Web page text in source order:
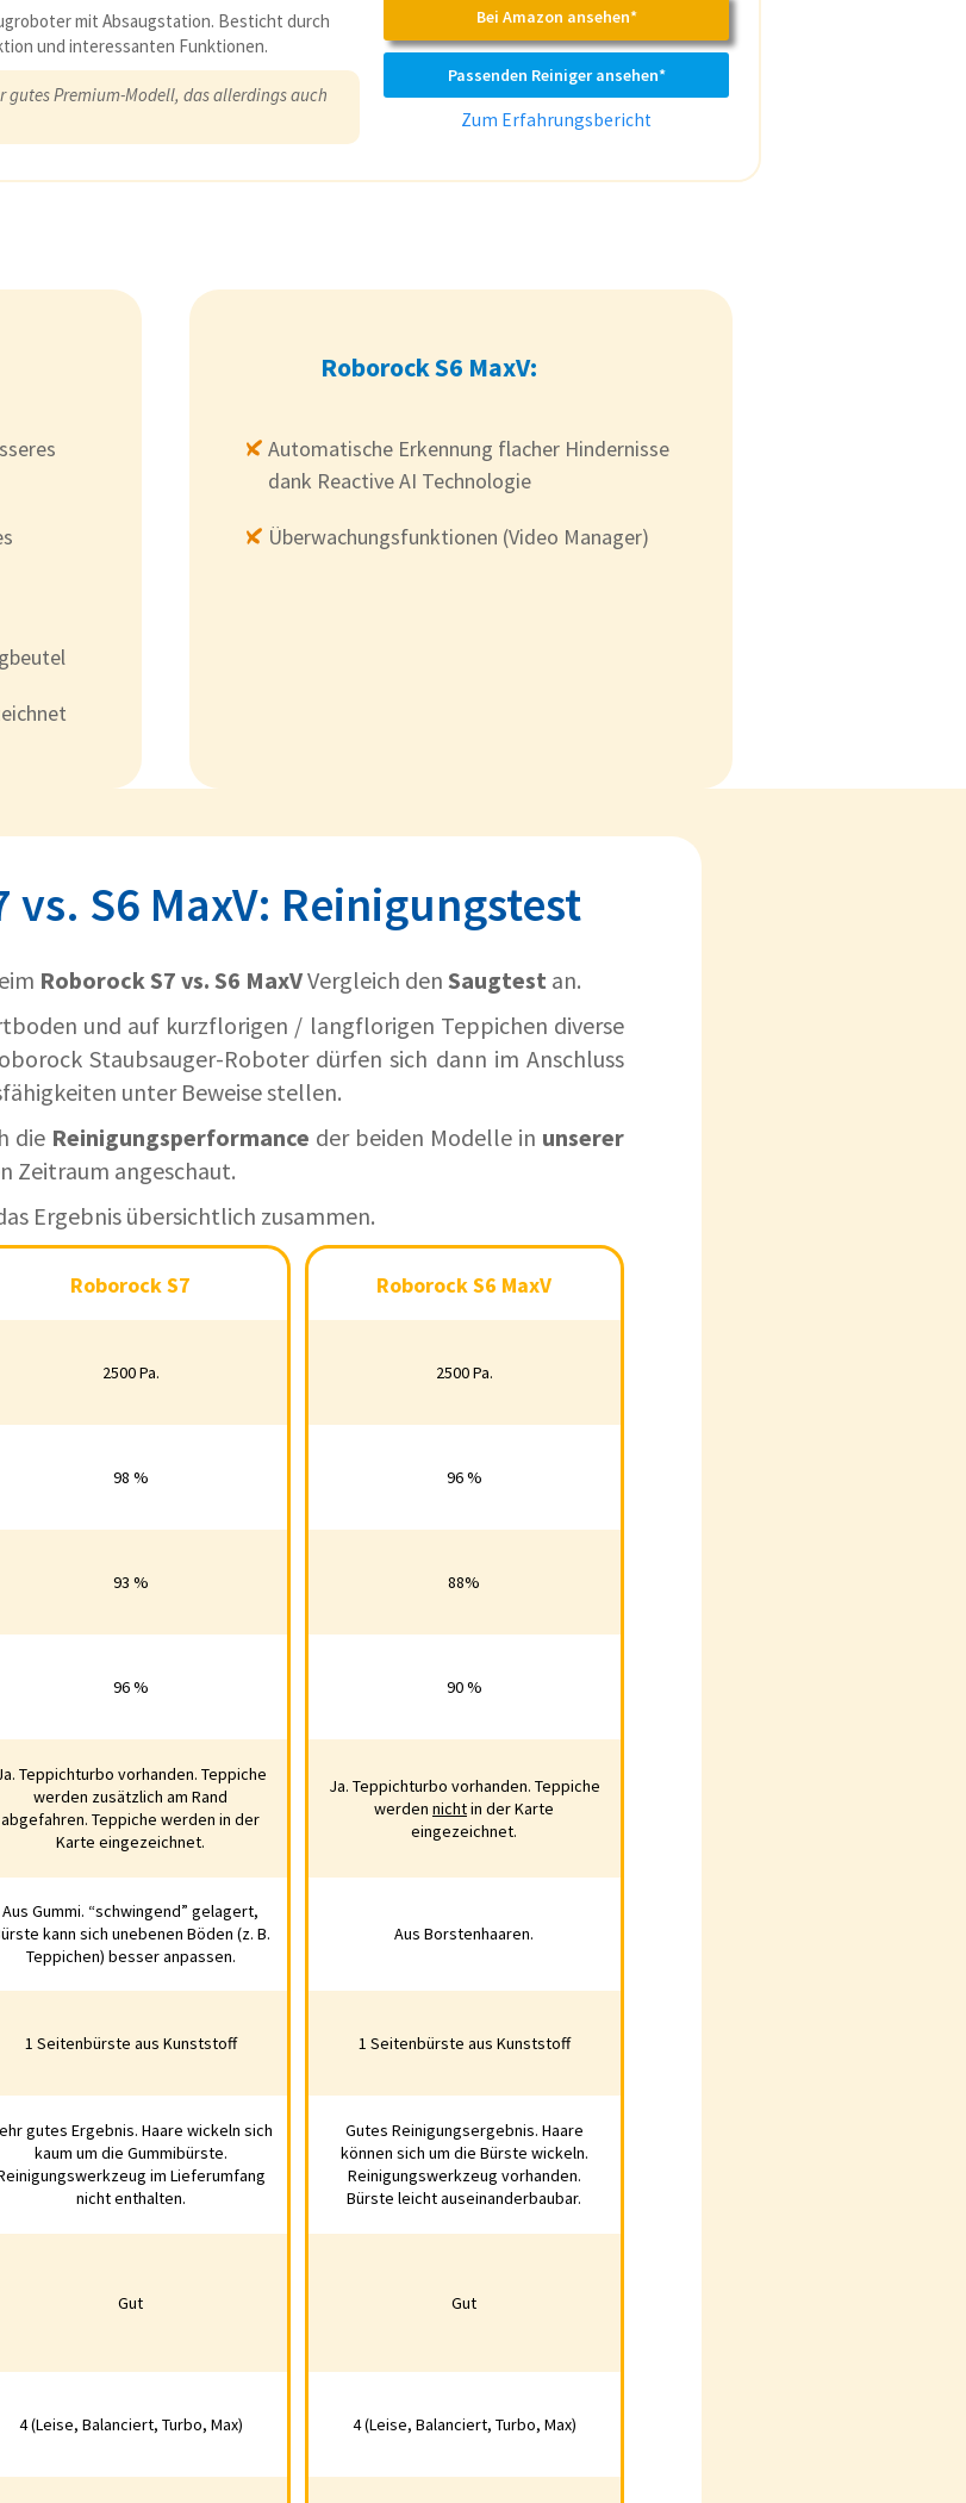
mit Absaugstation. Besticht durch
und interessanten Funktionen.
gutes Premium-Modell, das allerdings auch
Bei Amazon ansehen*
Passenden Reiniger ansehen*
Zum Erfahrungsbericht
Roborock S6 MaxV:
Automatische Erkennung flacher Hindernisse
dank Reactive AI Technologie
Überwachungsfunktionen (Video Manager)
vs. S6 MaxV: Reinigungstest
Roborock S7 vs. S6 MaxVVergleich den Saugtest an.
und auf kurzflorigen / langflorigen Teppichen diverse
Staubsauger-Roboter dürfen sich dann im Anschluss
unter Beweise stellen.
die Reinigungsperformance der beiden Modelle in unserer
Zeitraum angeschaut.
Ergebnis übersichtlich zusammen.
Roborock S7 Roborock S6 MaxV
2500 Pa. 2500 Pa.
98 % 96 %
93 % 88%
96 % 90 %
Ja. Teppichturbo vorhanden.
Teppiche werden zusätzlich am
Rand abgefahren. Teppiche werden
in der Karte eingezeichnet.
Ja. Teppichturbo vorhanden. Teppiche
werdennichtin der Karte
eingezeichnet.
Aus Gummi. “schwingend” gelagert,
kann sich unebenen Böden
(z. B. Teppichen) besser anpassen.
Aus Borstenhaaren.
1 Seitenbürste aus Kunststoff 1 Seitenbürste aus Kunststoff
gutes Ergebnis. Haare wickeln
sich kaum um die Gummibürste.
Reinigungswerkzeug im
Lieferumfang nicht enthalten.
Gutes Reinigungsergebnis. Haare
können sich um die Bürste wickeln.
Reinigungswerkzeug vorhanden.
Bürste leicht auseinanderbaubar.
Gut
4 (Leise, Balanciert, Turbo, Max) 4 (Leise, Balanciert, Turbo, Max)
Roborock S7
2500 Pa.
98 %
93 %
96 %
Teppichturbo vorhanden. Teppiche
werden zusätzlich am Rand
abgefahren. Teppiche werden in der
Karte eingezeichnet.
Aus Gummi. “schwingend” gelagert,
kann sich unebenen Böden (z. B.
Teppichen) besser anpassen.
1 Seitenbürste aus Kunststoff
gutes Ergebnis. Haare wickeln sich
kaum um die Gummibürste.
im Lieferumfang
nicht enthalten.
Gut
4 (Leise, Balanciert, Turbo, Max)
Roborock S6 MaxV
2500 Pa.
96 %
88%
90 %
Ja. Teppichturbo vorhanden. Teppiche
werden nichtin der Karte
eingezeichnet.
Aus Borstenhaaren.
1 Seitenbürste aus Kunststoff
Gutes Reinigungsergebnis. Haare
können sich um die Bürste wickeln.
Reinigungswerkzeug vorhanden.
Bürste leicht auseinanderbaubar.
Gut
4 (Leise, Balanciert, Turbo, Max)